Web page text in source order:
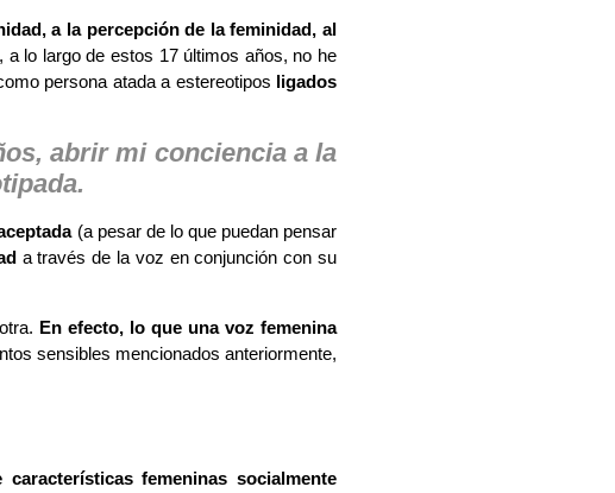
a la percepción de la feminidad, al
lo largo de estos 17 últimos años, no he
persona atada a estereotipos ligados
abrir mi conciencia a la
(a pesar de lo que puedan pensar
a través de la voz en conjunción con su
En efecto, lo que una voz femenina
sensibles mencionados anteriormente,
femeninas socialmente